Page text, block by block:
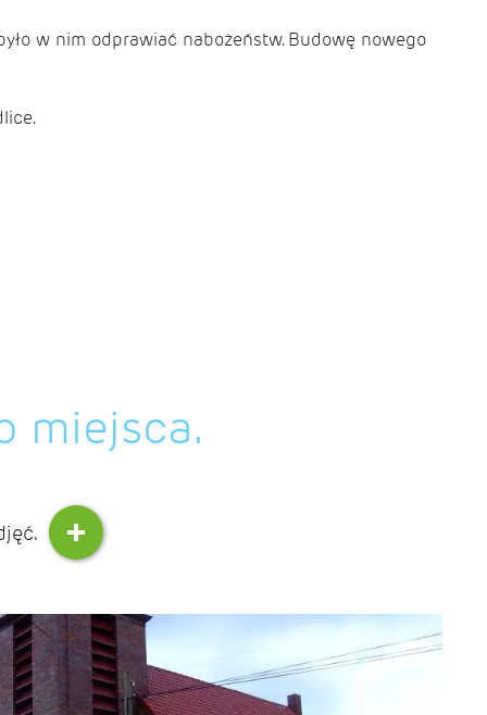
w nim odprawiać nabożeństw. Budowę nowego
miejsca.